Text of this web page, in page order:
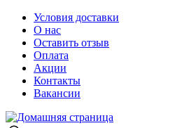
Условия доставки
О нас
Оставить отзыв
Оплата
Акции
Контакты
Вакансии